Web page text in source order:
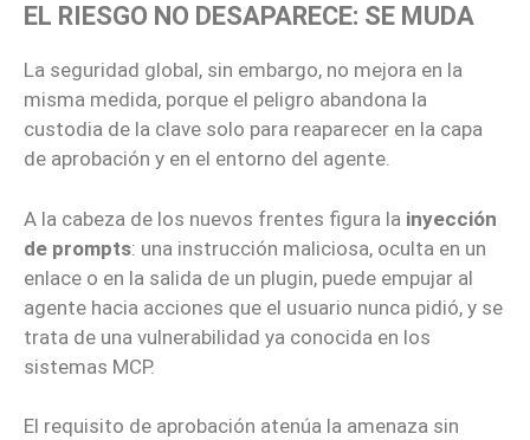
EL RIESGO NO DESAPARECE: SE MUDA
La seguridad global, sin embargo, no mejora en la
misma medida, porque el peligro abandona la
custodia de la clave solo para reaparecer en la capa
de aprobación y en el entorno del agente.
A la cabeza de los nuevos frentes figura la inyección
de prompts: una instrucción maliciosa, oculta en un
enlace o en la salida de un plugin, puede empujar al
agente hacia acciones que el usuario nunca pidió, y se
trata de una vulnerabilidad ya conocida en los
sistemas MCP.
El requisito de aprobación atenúa la amenaza sin